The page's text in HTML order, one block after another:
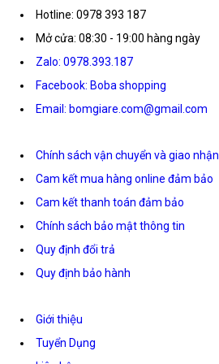
Hotline: 0978 393 187
Mở cửa: 08:30 - 19:00 hàng ngày
Zalo: 0978.393.187
Facebook: Boba shopping
Email: bomgiare.com@gmail.com
Chính sách vận chuyển và giao nhận
Cam kết mua hàng online đảm bảo
Cam kết thanh toán đảm bảo
Chính sách bảo mật thông tin
Quy định đổi trả
Quy định bảo hành
Giới thiệu
Tuyển Dụng